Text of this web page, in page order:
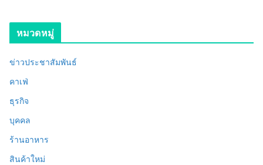
หมวดหมู่
ข่าวประชาสัมพันธ์
คาเฟ่
ธุรกิจ
บุคคล
ร้านอาหาร
สินค้าใหม่